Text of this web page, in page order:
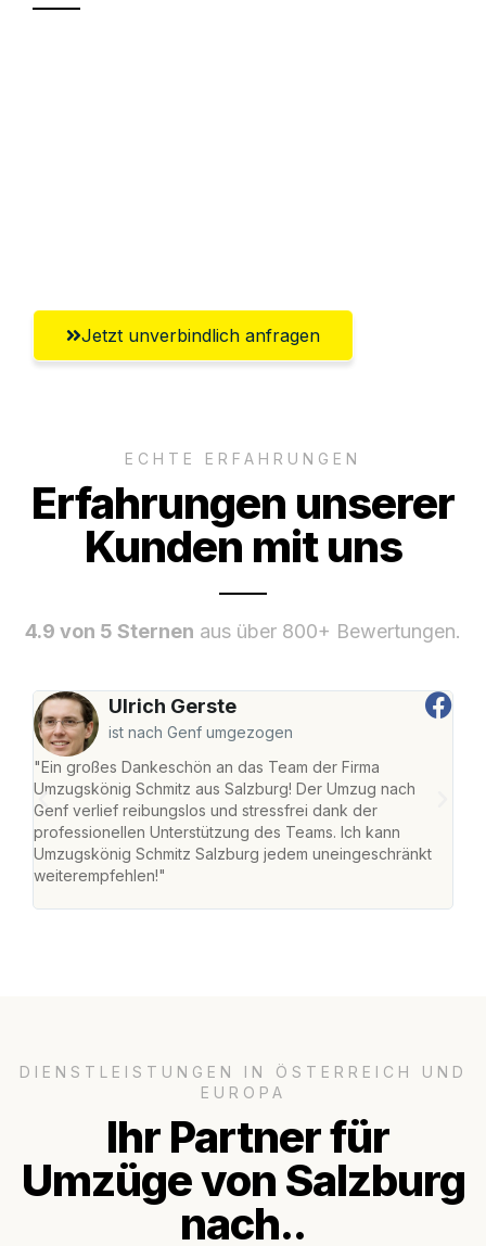
Jetzt unverbindlich anfragen
ECHTE ERFAHRUNGEN
Erfahrungen unserer
Kunden mit uns
4.9 von 5 Sternen aus über 800+ Bewertungen.
Ulrich Gerste
ist nach Genf umgezogen
"Ein großes Dankeschön an das Team der Firma
Umzugskönig Schmitz aus Salzburg! Der Umzug nach
Genf verlief reibungslos und stressfrei dank der
professionellen Unterstützung des Teams. Ich kann
Umzugskönig Schmitz Salzburg jedem uneingeschränkt
weiterempfehlen!"
DIENSTLEISTUNGEN IN ÖSTERREICH UND
EUROPA
Ihr Partner für
Umzüge von Salzburg
nach..